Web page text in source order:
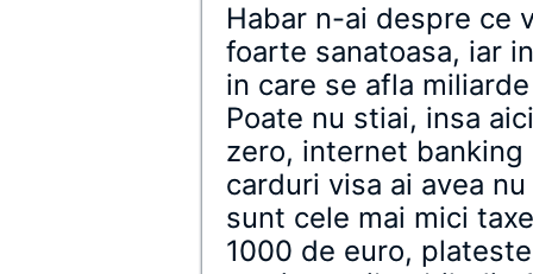
Habar n-ai despre ce
foarte sanatoasa, iar
in care se afla
Poate nu stiai, insa
zero, internet
carduri visa ai avea
sunt cele mai mici
1000 de euro,